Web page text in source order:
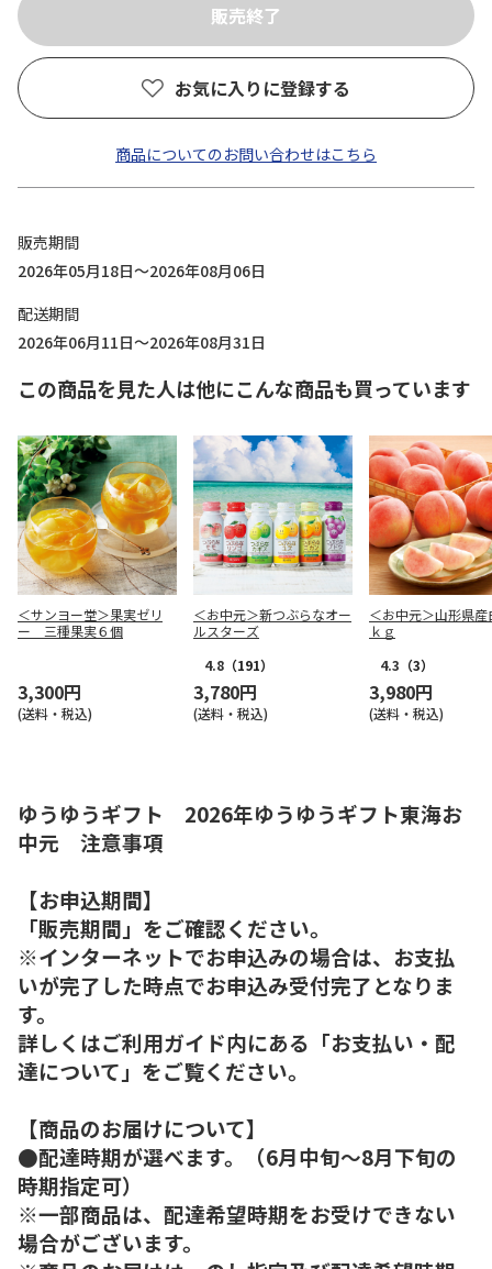
お気に入りに登録する
商品についてのお問い合わせはこちら
販売期間
2026年05月18日～2026年08月06日
配送期間
2026年06月11日～2026年08月31日
この商品を見た人は他にこんな商品も買っています
＜サンヨー堂＞果実ゼリ
ー 三種果実６個
3,300円
(送料・税込)
＜お中元＞新つぶらなオー
ルスターズ
4.8 （191）
3,780円
(送料・税込)
＜お中元＞山形県産
ｋｇ
4.3 （3）
3,980円
(送料・税込)
ゆうゆうギフト 2026年ゆうゆうギフト東海お
中元 注意事項
【お申込期間】
「販売期間」をご確認ください。
※インターネットでお申込みの場合は、お支払
いが完了した時点でお申込み受付完了となりま
す。
詳しくはご利用ガイド内にある「お支払い・配
達について」をご覧ください。
【商品のお届けについて】
●配達時期が選べます。（6月中旬～8月下旬の
時期指定可）
※一部商品は、配達希望時期をお受けできない
場合がございます。